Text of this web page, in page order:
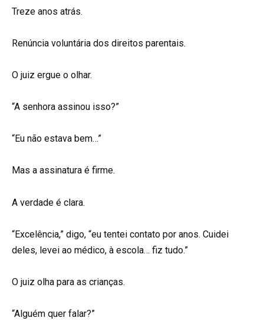
Treze anos atrás.
Renúncia voluntária dos direitos parentais.
O juiz ergue o olhar.
“A senhora assinou isso?”
“Eu não estava bem…”
Mas a assinatura é firme.
A verdade é clara.
“Excelência,” digo, “eu tentei contato por anos. Cuidei
deles, levei ao médico, à escola… fiz tudo.”
O juiz olha para as crianças.
“Alguém quer falar?”